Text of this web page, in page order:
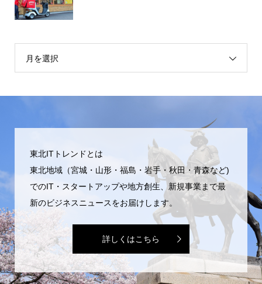
月を選択
東北ITトレンドとは
東北地域（宮城・山形・福島・岩手・秋田・青森など)
でのIT・スタートアップや地方創生、新規事業まで最
新のビジネスニュースをお届けします。
詳しくはこちら